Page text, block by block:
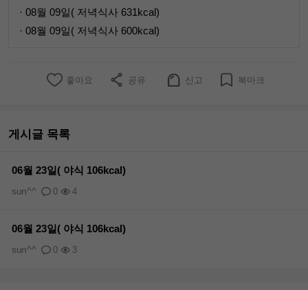
· 08월 09일( 저녁식사 631kcal)
· 08월 09일( 저녁식사 600kcal)
좋아요 공유 신고 북마크
게시글 목록
06월 23일( 야식 106kcal)
0 4
sun^^
06월 23일( 야식 106kcal)
0 3
sun^^